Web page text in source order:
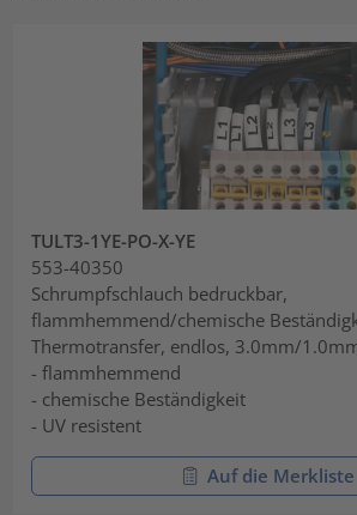
TULT3-1YE-PO-X-YE
553-40350
Schrumpfschlauch bedruckbar,
flammhemmend/chemische
Thermotransfer, endlos, 3.0mm/
- flammhemmend
- chemische Beständigkeit
- UV resistent
Auf die Merkliste